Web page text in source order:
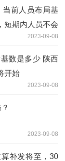
当前人员布局基
短期内人员不会
2023-09-08
数是多少 陕西
开始
2023-09-08
2023-09-08
补发将至，30